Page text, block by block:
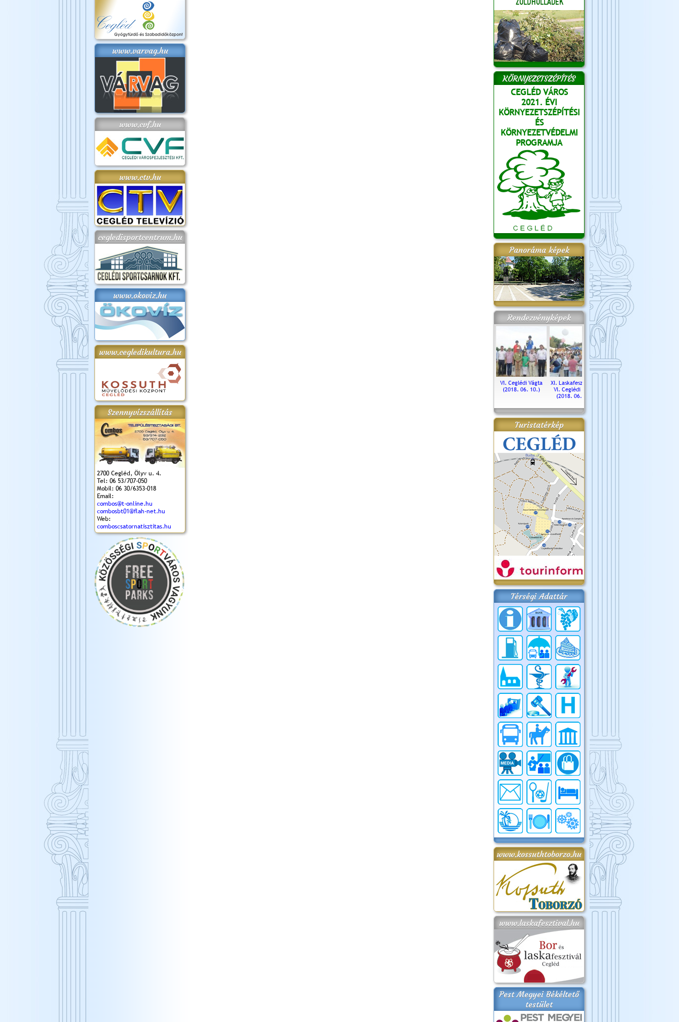
www.varvag.hu
www.cvf.hu
www.ctv.hu
cegledisportcentrum.hu
www.okoviz.hu
www.cegledikultura.hu
Szennyvízszállítás
2700 Cegléd, Ölyv u. 4.
Tel: 06 53/707-050
Mobil: 06 30/6353-018
Email:
combos@t-online.hu
combosbt01@flah-net.hu
Web:
comboscsatornatisztitas.hu
KÖRNYEZETSZÉPÍTÉS
CEGLÉD VÁROS
2021. ÉVI
KÖRNYEZETSZÉPÍTÉSI
ÉS
KÖRNYEZETVÉDELMI
PROGRAMJA
Panoráma képek
Rendezvényképek
VI. Ceglédi Vágta
(2018. 06. 10.)
XI. Laskafesztivál és
VI. Ceglédi Vágta
(2018. 06. 10.)
Városnapok 2018.
Kossuth Toborzó
Ünnepély
Szent István Ünnepe
(2017. 08. 20.)
Turistatérkép
Térségi Adattár
www.kossuthtoborzo.hu
www.laskafesztival.hu
Pest Megyei Békéltető
testület